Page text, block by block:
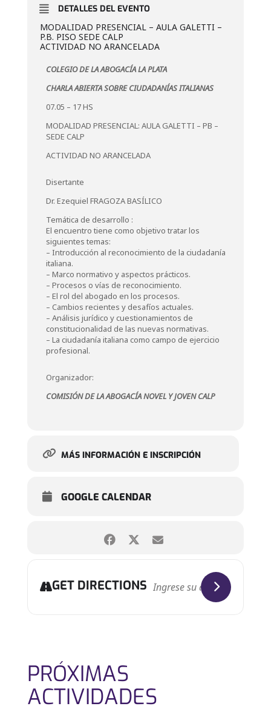
DETALLES DEL EVENTO
MODALIDAD PRESENCIAL – AULA GALETTI –
P.B. PISO SEDE CALP
ACTIVIDAD NO ARANCELADA
COLEGIO DE LA ABOGACÍA LA PLATA
CHARLA ABIERTA SOBRE CIUDADANÍAS ITALIANAS
07.05 – 17 HS
MODALIDAD PRESENCIAL: AULA GALETTI – PB –
SEDE CALP
ACTIVIDAD NO ARANCELADA
Disertante
Dr. Ezequiel FRAGOZA BASÍLICO
Temática de desarrollo :
El encuentro tiene como objetivo tratar los
siguientes temas:
– Introducción al reconocimiento de la ciudadanía
italiana.
– Marco normativo y aspectos prácticos.
– Procesos o vías de reconocimiento.
– El rol del abogado en los procesos.
– Cambios recientes y desafíos actuales.
– Análisis jurídico y cuestionamientos de
constitucionalidad de las nuevas normativas.
– La ciudadanía italiana como campo de ejercicio
profesional.
Organizador:
COMISIÓN DE LA ABOGACÍA NOVEL Y JOVEN CALP
MÁS INFORMACIÓN E INSCRIPCIÓN
GOOGLE CALENDAR
GET DIRECTIONS
PRÓXIMAS
ACTIVIDADES